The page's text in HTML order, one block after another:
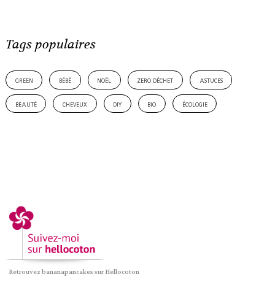
Tags populaires
green bébé noël zero déchet astuces
beauté cheveux diy bio écologie
Retrouvez bananapancakes sur Hellocoton